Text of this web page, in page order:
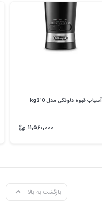
آسیاب قهوه دلونگی مدل kg210
۱۱,۵۶۰,۰۰۰
بازگشت به بالا